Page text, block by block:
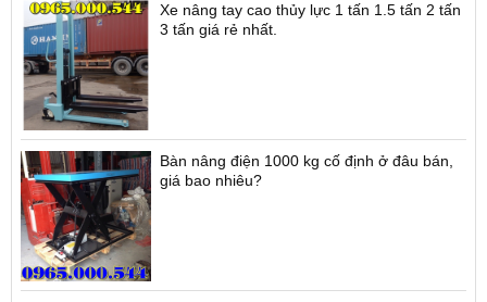
Xe nâng tay cao thủy lực 1 tấn 1.5 tấn 2 tấn
3 tấn giá rẻ nhất.
Bàn nâng điện 1000 kg cố định ở đâu bán,
giá bao nhiêu?